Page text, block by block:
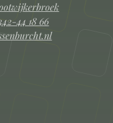
44 18 66